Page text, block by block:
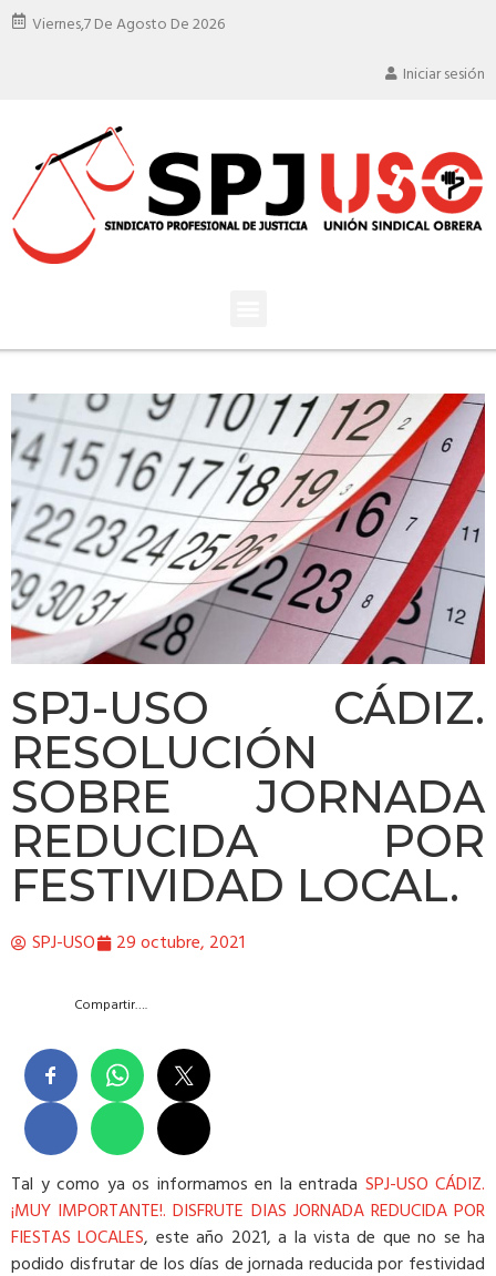
Viernes,7 De Agosto De 2026
Iniciar sesión
SPJ-USO CÁDIZ.
RESOLUCIÓN
SOBRE JORNADA
REDUCIDA POR
FESTIVIDAD LOCAL.
SPJ-USO 29 octubre, 2021
Compartir….
Tal y como ya os informamos en la entrada SPJ-USO CÁDIZ.
¡MUY IMPORTANTE!. DISFRUTE DIAS JORNADA REDUCIDA POR
FIESTAS LOCALES, este año 2021, a la vista de que no se ha
podido disfrutar de los días de jornada reducida por festividad